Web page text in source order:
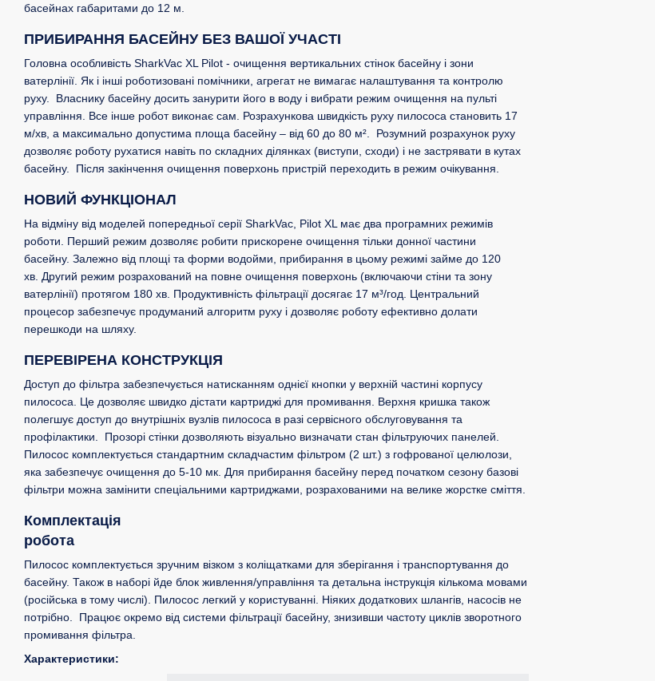
басейнах габаритами до 12 м.
ПРИБИРАННЯ БАСЕЙНУ БЕЗ ВАШОЇ УЧАСТІ
Головна особливість SharkVac XL Pilot - очищення вертикальних стінок басейну і зони
ватерлінії. Як і інші роботизовані помічники, агрегат не вимагає налаштування та контролю
руху. Власнику басейну досить занурити його в воду і вибрати режим очищення на пульті
управління. Все інше робот виконає сам. Розрахункова швидкість руху пилососа становить 17
м/хв, а максимально допустима площа басейну – від 60 до 80 м². Розумний розрахунок руху
дозволяє роботу рухатися навіть по складних ділянках (виступи, сходи) і не застрявати в кутах
басейну. Після закінчення очищення поверхонь пристрій переходить в режим очікування.
НОВИЙ ФУНКЦІОНАЛ
На відміну від моделей попередньої серії SharkVac, Pilot XL має два програмних режимів
роботи. Перший режим дозволяє робити прискорене очищення тільки донної частини
басейну. Залежно від площі та форми водойми, прибирання в цьому режимі займе до 120
хв. Другий режим розрахований на повне очищення поверхонь (включаючи стіни та зону
ватерлінії) протягом 180 хв. Продуктивність фільтрації досягає 17 м³/год. Центральний
процесор забезпечує продуманий алгоритм руху і дозволяє роботу ефективно долати
перешкоди на шляху.
ПЕРЕВІРЕНА КОНСТРУКЦІЯ
Доступ до фільтра забезпечується натисканням однієї кнопки у верхній частині корпусу
пилососа. Це дозволяє швидко дістати картриджі для промивання. Верхня кришка також
полегшує доступ до внутрішніх вузлів пилососа в разі сервісного обслуговування та
профілактики. Прозорі стінки дозволяють візуально визначати стан фільтруючих панелей.
Пилосос комплектується стандартним складчастим фільтром (2 шт.) з гофрованої целюлози,
яка забезпечує очищення до 5-10 мк. Для прибирання басейну перед початком сезону базові
фільтри можна замінити спеціальними картриджами, розрахованими на велике жорстке сміття.
Комплектація
робота
Пилосос комплектується зручним візком з коліщатками для зберігання і транспортування до
басейну. Також в наборі йде блок живлення/управління та детальна інструкція кількома мовами
(російська в тому числі). Пилосос легкий у користуванні. Ніяких додаткових шлангів, насосів не
потрібно. Працює окремо від системи фільтрації басейну, знизивши частоту циклів зворотного
промивання фільтра.
Характеристики: